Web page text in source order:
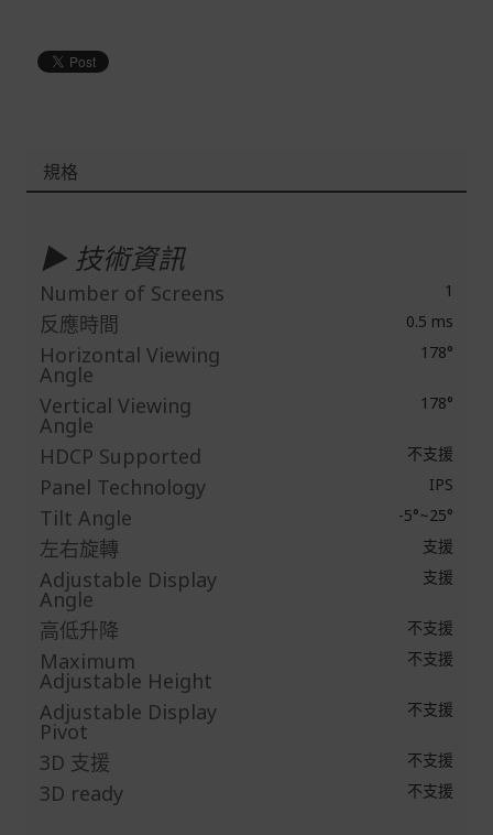
規格
資
▶ 技術資訊
Number of Screens 1
反應時間 0.5 ms
Horizontal Viewing
Angle
178°
Vertical Viewing
Angle
178°
HDCP Supported 不支援
Panel Technology IPS
Tilt Angle -5°~25°
左右旋轉 支援
Adjustable Display
Angle
支援
高低升降 不支援
Maximum
Adjustable Height
不支援
Adjustable Display
Pivot
不支援
3D 支援 不支援
3D ready 不支援